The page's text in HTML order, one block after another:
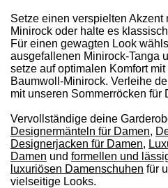
Setze einen verspielten Akzent
Minirock oder halte es
Für einen gewagten Look
ausgefallenen Minirock-Tanga
setze auf optimalen Komfort
Baumwoll-Minirock. Verleihe
mit unseren Sommerröcken für
Vervollständige deine
Designermänteln für Damen,
Designerjacken für Damen,
Damen und formellen und
luxuriösen Damenschuhen für
vielseitige Looks.